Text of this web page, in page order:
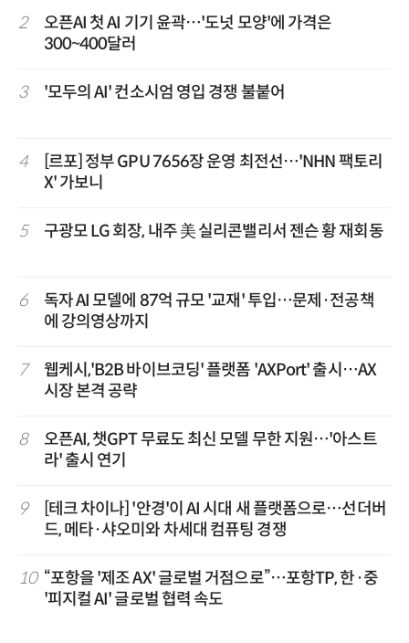
2
오픈AI 첫 AI 기기 윤곽…'도넛 모양'에 가격은
300~400달러
3 '모두의 AI' 컨소시엄 영입 경쟁 불붙어
4
[르포] 정부 GPU 7656장 운영 최전선…'NHN 팩토리
X' 가보니
5 구광모 LG 회장, 내주 美 실리콘밸리서 젠슨 황 재회동
6
독자 AI 모델에 87억 규모 '교재' 투입…문제·전공책
에 강의영상까지
7
웹케시,'B2B 바이브코딩' 플랫폼 'AXPort' 출시…AX
시장 본격 공략
8
오픈AI, 챗GPT 무료도 최신 모델 무한 지원…'아스트
라' 출시 연기
9
[테크 차이나] '안경'이 AI 시대 새 플랫폼으로…선더버
드, 메타·샤오미와 차세대 컴퓨팅 경쟁
10 “포항을 '제조 AX' 글로벌 거점으로”…포항TP, 한·중
'피지컬 AI' 글로벌 협력 속도